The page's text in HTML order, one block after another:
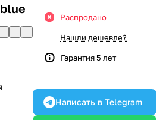
Распродано
Нашли дешевле?
Гарантия 5 лет
Написать в Telegram